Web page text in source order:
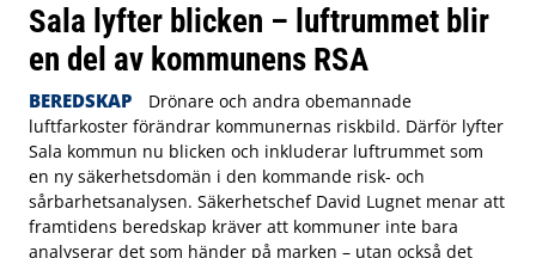
Sala lyfter blicken – luftrummet blir
en del av kommunens RSA
BEREDSKAP
Drönare och andra obemannade
luftfarkoster förändrar kommunernas riskbild. Därför lyfter
Sala kommun nu blicken och inkluderar luftrummet som
en ny säkerhetsdomän i den kommande risk- och
sårbarhetsanalysen. Säkerhetschef David Lugnet menar att
framtidens beredskap kräver att kommuner inte bara
analyserar det som händer på marken – utan också det